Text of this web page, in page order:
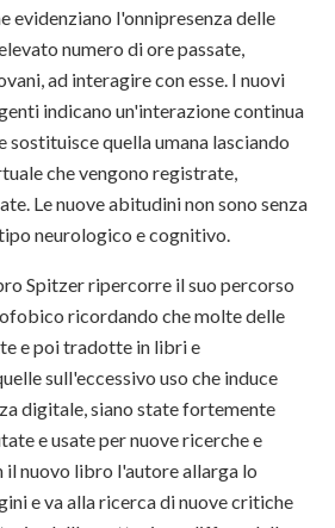
evidenziano l'onnipresenza delle
numero di ore passate,
ad interagire con esse. I nuovi
indicano un'interazione continua
sostituisce quella umana lasciando
che vengono registrate,
Le nuove abitudini non sono senza
neurologico e cognitivo.
Spitzer ripercorre il suo percorso
ricordando che molte delle
e poi tradotte in libri e
sull'eccessivo uso che induce
digitale, siano state fortemente
e usate per nuove ricerche e
nuovo libro l'autore allarga lo
e va alla ricerca di nuove critiche